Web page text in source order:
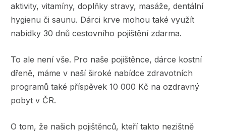
aktivity, vitamíny, doplňky stravy, masáže, dentální
hygienu či saunu. Dárci krve mohou také využít
nabídky 30 dnů cestovního pojištění zdarma.
To ale není vše. Pro naše pojištěnce, dárce kostní
dřeně, máme v naší široké nabídce zdravotních
programů také příspěvek 10 000 Kč na ozdravný
pobyt v ČR.
O tom, že našich pojištěnců, kteří takto nezištně